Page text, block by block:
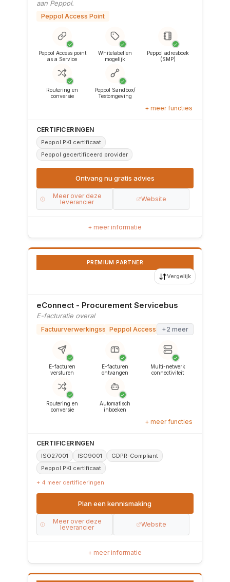
aan Peppol.
Peppol Access Point
✓
Peppol Access point
as a Service
✓
Whitelabellen
mogelijk
✓
Peppol adresboek
(SMP)
✓
Routering en
conversie
✓
Peppol Sandbox/
Testomgeving
+ meer functies
CERTIFICERINGEN
Peppol PKI certificaat
Peppol gecertificeerd provider
Ontvang nu gratis advies
Meer over deze
leverancier
Website
+ meer informatie
PREMIUM PARTNER
eConnect - Procurement Servicebus
E-facturatie overal
FactuurverwerkingssoftwarePeppol Access Point+2 meer
✓
E-facturen
versturen
✓
E-facturen
ontvangen
✓
Multi-netwerk
connectiviteit
✓
Routering en
conversie
✓
Automatisch
inboeken
+ meer functies
Vergelijk
CERTIFICERINGEN
ISO27001 ISO9001
GDPR-Compliant
Peppol PKI certificaat
+ 4 meer certificeringen
Plan een kennismaking
Meer over deze
leverancier
Website
+ meer informatie